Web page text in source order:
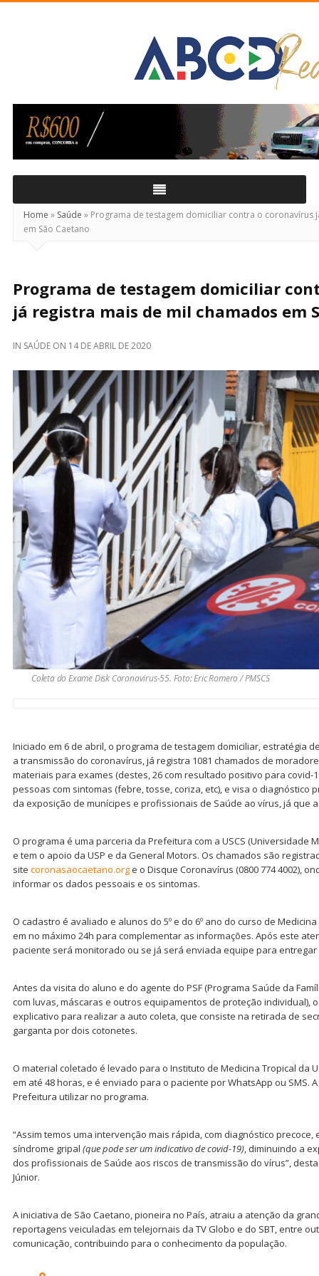
Real
Home » Saúde » Programa de testagem domiciliar contra o coronavírus
em São Caetano
Programa de testagem domiciliar
já registra mais de mil chamados em
IN SAÚDE ON 14 DE ABRIL DE 2020
Coleta do Exame Disk Coronavirus-55. Foto: Eric Romero / PMSCS
Iniciado em 6 de abril, o programa de testagem domiciliar, estratégia
a transmissão do coronavírus, já registra 1081 chamados de
materiais para exames (destes, 26 com resultado positivo para covid-
pessoas com sintomas (febre, tosse, coriza, etc), e visa o diagnóstico
da exposição de munícipes e profissionais de Saúde ao vírus, já que
O programa é uma parceria da Prefeitura com a USCS (Universidade
e tem o apoio da USP e da General Motors. Os chamados são
site coronasaocaetano.orge o Disque Coronavírus (0800 774 4002),
informar os dados pessoais e os sintomas.
O cadastro é avaliado e alunos do 5º e do 6º ano do curso de
em no máximo 24h para complementar as informações. Após este
paciente será monitorado ou se já será enviada equipe para
Antes da visita do aluno e do agente do PSF (Programa Saúde da
com luvas, máscaras e outros equipamentos de proteção individual),
explicativo para realizar a auto coleta, que consiste na retirada de
garganta por dois cotonetes.
O material coletado é levado para o Instituto de Medicina Tropical da
em até 48 horas, e é enviado para o paciente por WhatsApp ou SMS.
Prefeitura utilizar no programa.
“Assim temos uma intervenção mais rápida, com diagnóstico precoce,
síndrome gripal (que pode ser um indicativo de covid-19), diminuindo a
dos profissionais de Saúde aos riscos de transmissão do vírus”,
Júnior.
A iniciativa de São Caetano, pioneira no País, atraiu a atenção da
reportagens veiculadas em telejornais da TV Globo e do SBT, entre
comunicação, contribuindo para o conhecimento da população.